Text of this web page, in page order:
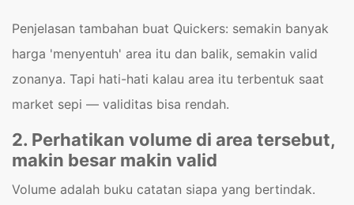
Penjelasan tambahan buat Quickers: semakin banyak
harga 'menyentuh' area itu dan balik, semakin valid
zonanya. Tapi hati-hati kalau area itu terbentuk saat
market sepi — validitas bisa rendah.
2. Perhatikan volume di area tersebut,
makin besar makin valid
Volume adalah buku catatan siapa yang bertindak.